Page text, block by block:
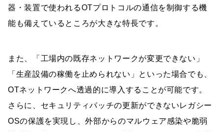
器・装置で使われるOTプロトコルの通信を制御する機
能も備えているところが大きな特長です。
また、「工場内の既存ネットワークが変更できない」
「生産設備の稼働を止められない」といった場合でも、
OTネットワークへ透過的に導入することが可能です。
さらに、セキュリティパッチの更新ができないレガシー
OSの保護を実現し、外部からのマルウェア感染や脆弱